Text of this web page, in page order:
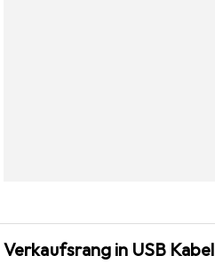
Verkaufsrang in USB Kabel